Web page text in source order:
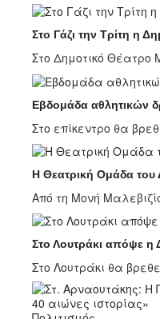
Στο Γάζι την Τρίτη η
Στο Δημοτικό Θέατρο
Εβδομάδα αθλητικών
Στο επίκεντρο θα
Η Θεατρική Ομάδα του
Από τη Μονή
Στο Λουτράκι απόψε η
Στο Λουτράκι θα